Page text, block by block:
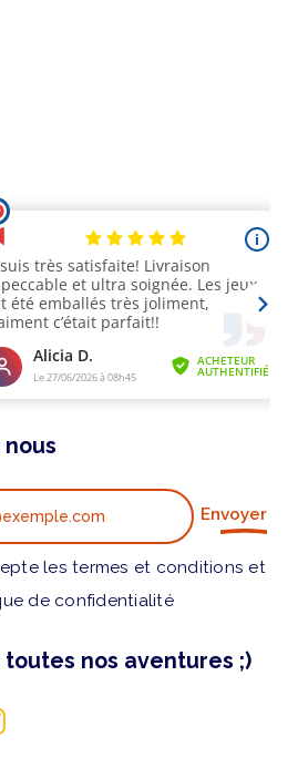
nous
Envoyer
les termes et conditions et
de confidentialité
toutes nos aventures ;)